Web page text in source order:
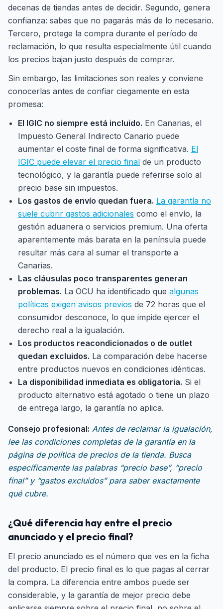
decenas de tiendas antes de decidir. Segundo, genera
confianza: sabes que no pagarás más de lo necesario.
Tercero, protege la compra durante el período de
reclamación, lo que resulta especialmente útil cuando
los precios bajan justo después de comprar.
Sin embargo, las limitaciones son reales y conviene
conocerlas antes de confiar ciegamente en esta
promesa:
El IGIC no siempre está incluido. En Canarias, el
Impuesto General Indirecto Canario puede
aumentar el coste final de forma significativa. El
IGIC puede elevar el precio final de un producto
tecnológico, y la garantía puede referirse solo al
precio base sin impuestos.
Los gastos de envío quedan fuera. La garantía no
suele cubrir gastos adicionales como el envío, la
gestión aduanera o servicios premium. Una oferta
aparentemente más barata en la península puede
resultar más cara al sumar el transporte a
Canarias.
Las cláusulas poco transparentes generan
problemas. La OCU ha identificado que algunas
políticas exigen avisos previos de 72 horas que el
consumidor desconoce, lo que impide ejercer el
derecho real a la igualación.
Los productos reacondicionados o de outlet
quedan excluidos. La comparación debe hacerse
entre productos nuevos en condiciones idénticas.
La disponibilidad inmediata es obligatoria. Si el
producto alternativo está agotado o tiene un plazo
de entrega largo, la garantía no aplica.
Consejo profesional: Antes de reclamar la igualación,
lee las condiciones completas de la garantía en la
página de política de precios de la tienda. Busca
específicamente las palabras “precio base”, “precio
final” y “gastos excluidos” para saber exactamente
qué cubre.
¿Qué diferencia hay entre el precio
anunciado y el precio final?
El precio anunciado es el número que ves en la ficha
del producto. El precio final es lo que pagas al cerrar
la compra. La diferencia entre ambos puede ser
considerable, y la garantía de mejor precio debe